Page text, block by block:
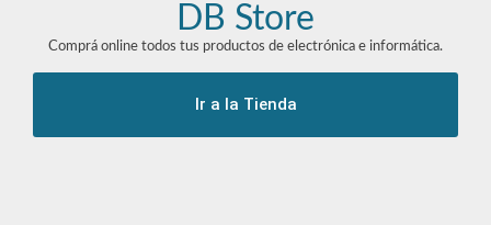
DB Store
Comprá online todos tus productos de electrónica e informática.
Ir a la Tienda